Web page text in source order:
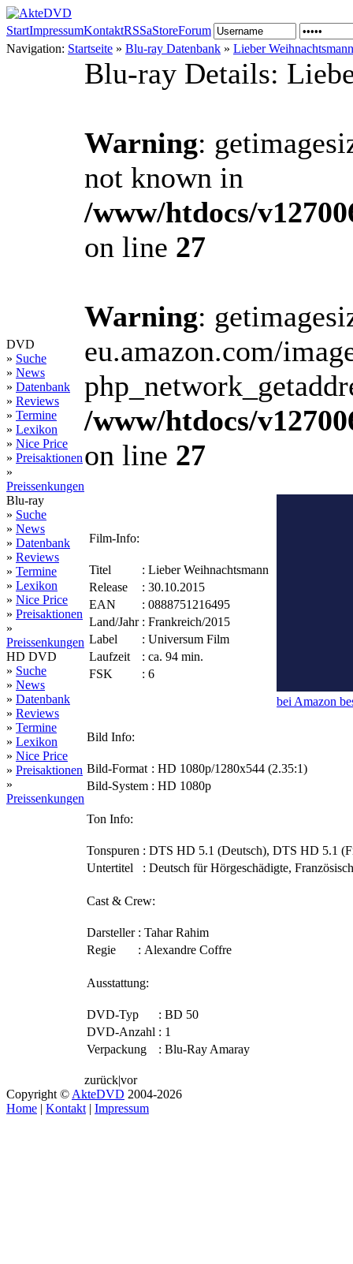
StartImpressumKontaktRSSaStoreForum
Navigation: Startseite » Blu-ray Datenbank » Lieber Weihnachtsmann
DVD
» Suche
» News
» Datenbank
» Reviews
» Termine
» Lexikon
» Nice Price
» Preisaktionen
»
Preissenkungen
Blu-ray
» Suche
» News
» Datenbank
» Reviews
» Termine
» Lexikon
» Nice Price
» Preisaktionen
»
Preissenkungen
HD DVD
» Suche
» News
» Datenbank
» Reviews
» Termine
» Lexikon
» Nice Price
» Preisaktionen
»
Preissenkungen
Blu-ray Details:
Warning:
not known in
/www/htdocs/
on line 27
Warning:
eu.amazon.com/
/www/htdocs/
on line 27
Film-Info:
Titel : Lieber Weihnachtsmann
Release
: 30.10.2015
EAN
: 0888751216495
Land/Jahr : Frankreich/2015
Label
: Universum Film
Laufzeit
: ca. 94 min.
FSK
: 6
bei Amazon
Bild Info:
Bild-Format : HD 1080p/1280x544 (2.35:1)
Bild-System : HD 1080p
Ton Info:
Tonspuren : DTS HD 5.1 (Deutsch), DTS HD 5.1
Untertitel
: Deutsch für Hörgeschädigte,
Cast & Crew:
Darsteller : Tahar Rahim
Regie
: Alexandre Coffre
Ausstattung:
DVD-Typ : BD 50
DVD-Anzahl : 1
Verpackung
: Blu-Ray Amaray
zurück|vor
Copyright © AkteDVD 2004-2026
Home | Kontakt | Impressum